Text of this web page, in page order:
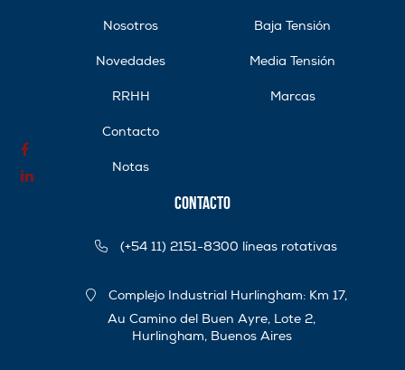
Nosotros
Novedades
RRHH
Contacto
Notas
Baja Tensión
Media Tensión
Marcas
Contacto
(+54 11) 2151-8300 líneas rotativas
Complejo Industrial Hurlingham: Km 17,
Au Camino del Buen Ayre, Lote 2,
Hurlingham, Buenos Aires